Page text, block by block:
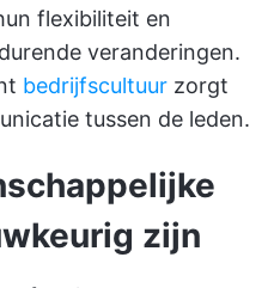
flexibiliteit en
veranderingen.
bedrijfscultuur zorgt
tussen de leden.
zijn